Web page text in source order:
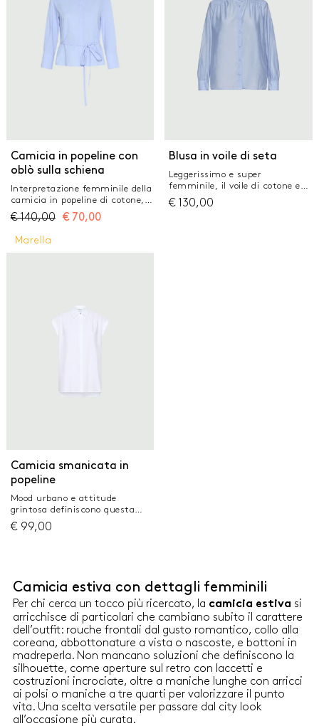
Collo a camicia Abbottonatura
nascosta con primo bottone a
vista Arricci sul carré anteriore
e posteriore
Camicia in popeline con
oblò sulla schiena
Interpretazione femminile della
camicia in popeline di cotone,
con manica a tre quarti e
laccetti per mettere in
evidenza il punto vita. Da
abbinare alla gonna coordinata
Camicia in popeline di cotone
laccetti e costruzione
€ 140,00 € 70,00
Blusa in voile di seta
Leggerissimo e super
femminile, il voile di cotone e
seta è il materiale perfetto per
i tuoi outfit estivi. In questa
€ 130,00
Marella
Camicia smanicata in
popeline
Mood urbano e attitude
grintosa definiscono questa
camicia smanicata in popeline
leggero. Da indossare con gli
camicia e abbottonatura
nascosta Spalla scesa con
risvolto sul giro manica Fondo
stondato e asimmetrico
€ 99,00
Camicia estiva con dettagli femminili
Per chi cerca un tocco più ricercato, la camicia estiva si
arricchisce di particolari che cambiano subito il carattere
dell’outfit: rouche frontali dal gusto romantico, collo alla
coreana, abbottonature a vista o nascoste, e bottoni in
madreperla. Non mancano soluzioni che definiscono la
silhouette, come aperture sul retro con laccetti e
costruzioni incrociate, oltre a maniche lunghe con arricci
ai polsi o maniche a tre quarti per valorizzare il punto
vita. Una scelta versatile per passare dal city look
all’occasione più curata.